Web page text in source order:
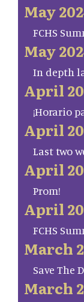
May
FCHS
May
In depth
April
¡Horario
April
Last two
April
Prom!
April
FCHS
March
Save The
March